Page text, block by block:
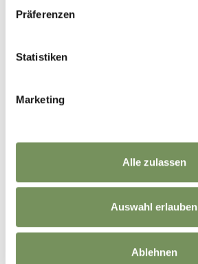
Präferenzen
Statistiken
Marketing
Alle zulassen
Auswahl erlauben
Ablehnen